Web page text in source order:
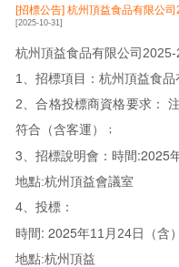
[招標公告] 杭州頂益食品有限公
[2025-10-31]
杭州頂益食品有限公司
1、招標項目：杭州頂益食
2、合格投標商資格要求：
符合（含客運）﹔
3 、招標說明會：時間:2025
地點:杭州頂益會議室
4、投標：
時間: 2025年11月24日（含
地點:杭州頂益